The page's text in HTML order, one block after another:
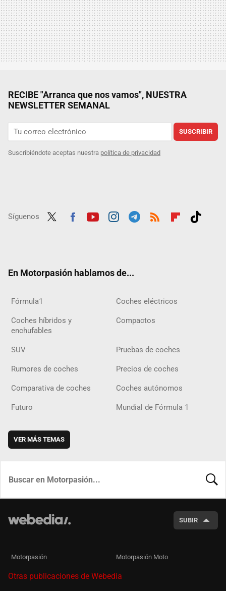
RECIBE "Arranca que nos vamos", NUESTRA
NEWSLETTER SEMANAL
SUSCRIBIR
Suscribiéndote aceptas nuestra política de privacidad
Síguenos
En Motorpasión hablamos de...
Fórmula1 Coches eléctricos
Coches híbridos y
enchufables
Compactos
SUV Pruebas de coches
Rumores de coches Precios de coches
Comparativa de coches Coches autónomos
Futuro Mundial de Fórmula 1
VER MÁS TEMAS
SUBIR
Motorpasión Motorpasión Moto
Otras publicaciones de Webedia